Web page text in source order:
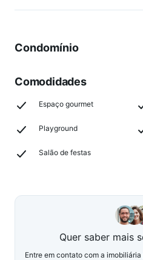
Condomínio
Comodidades
Espaço gourmet
Playground
Salão de festas
Quer saber mais
Entre em contato com a